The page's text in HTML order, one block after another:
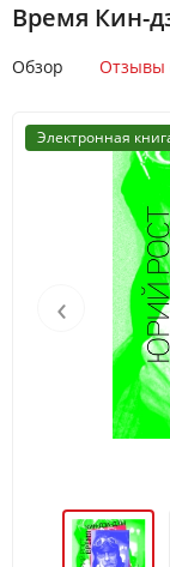
Время Кин-
Обзор Отзывы
Электронная
‹